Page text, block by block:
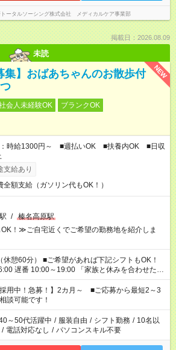
トータルソーシング株式会社 メディカルケア事業部
掲載日：2026.08.09
未読
NEW
集】おばあちゃんのお散歩付
会人未経験OK
ブランクOK
：時給1300円～ ■週払いOK ■扶養内OK ■日収
支給あり
全額支給（ガソリン代もOK！）
/ 榛名高原駅
！≫ご自宅近くでご希望の勤務地を紹介しま
あれば下記シフトもOK！
～19:00 「家族と休みを合わせた
って夕飯の準備がしたい」 「できれば残業はし
ご希望を教えてくださいね。 ※Wワーク希望
お仕事で希望する勤務時間と、もう1つのお仕事
計で週40時間を超える場合は応募できません。
採用中！急募！】2カ月～ ■ご応募から最短2～3
談可能です！
～50代活躍中 / 服装自由 / シフト勤務 / 10名以
/ 電話対応なし / パソコンスキル不要